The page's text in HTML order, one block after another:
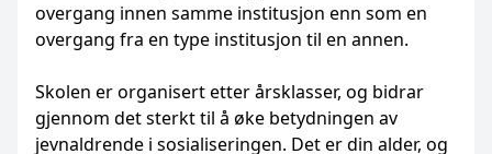
overgang innen samme institusjon enn som en
overgang fra en type institusjon til en annen.
Skolen er organisert etter årsklasser, og bidrar
gjennom det sterkt til å øke betydningen av
jevnaldrende i sosialiseringen. Det er din alder, og